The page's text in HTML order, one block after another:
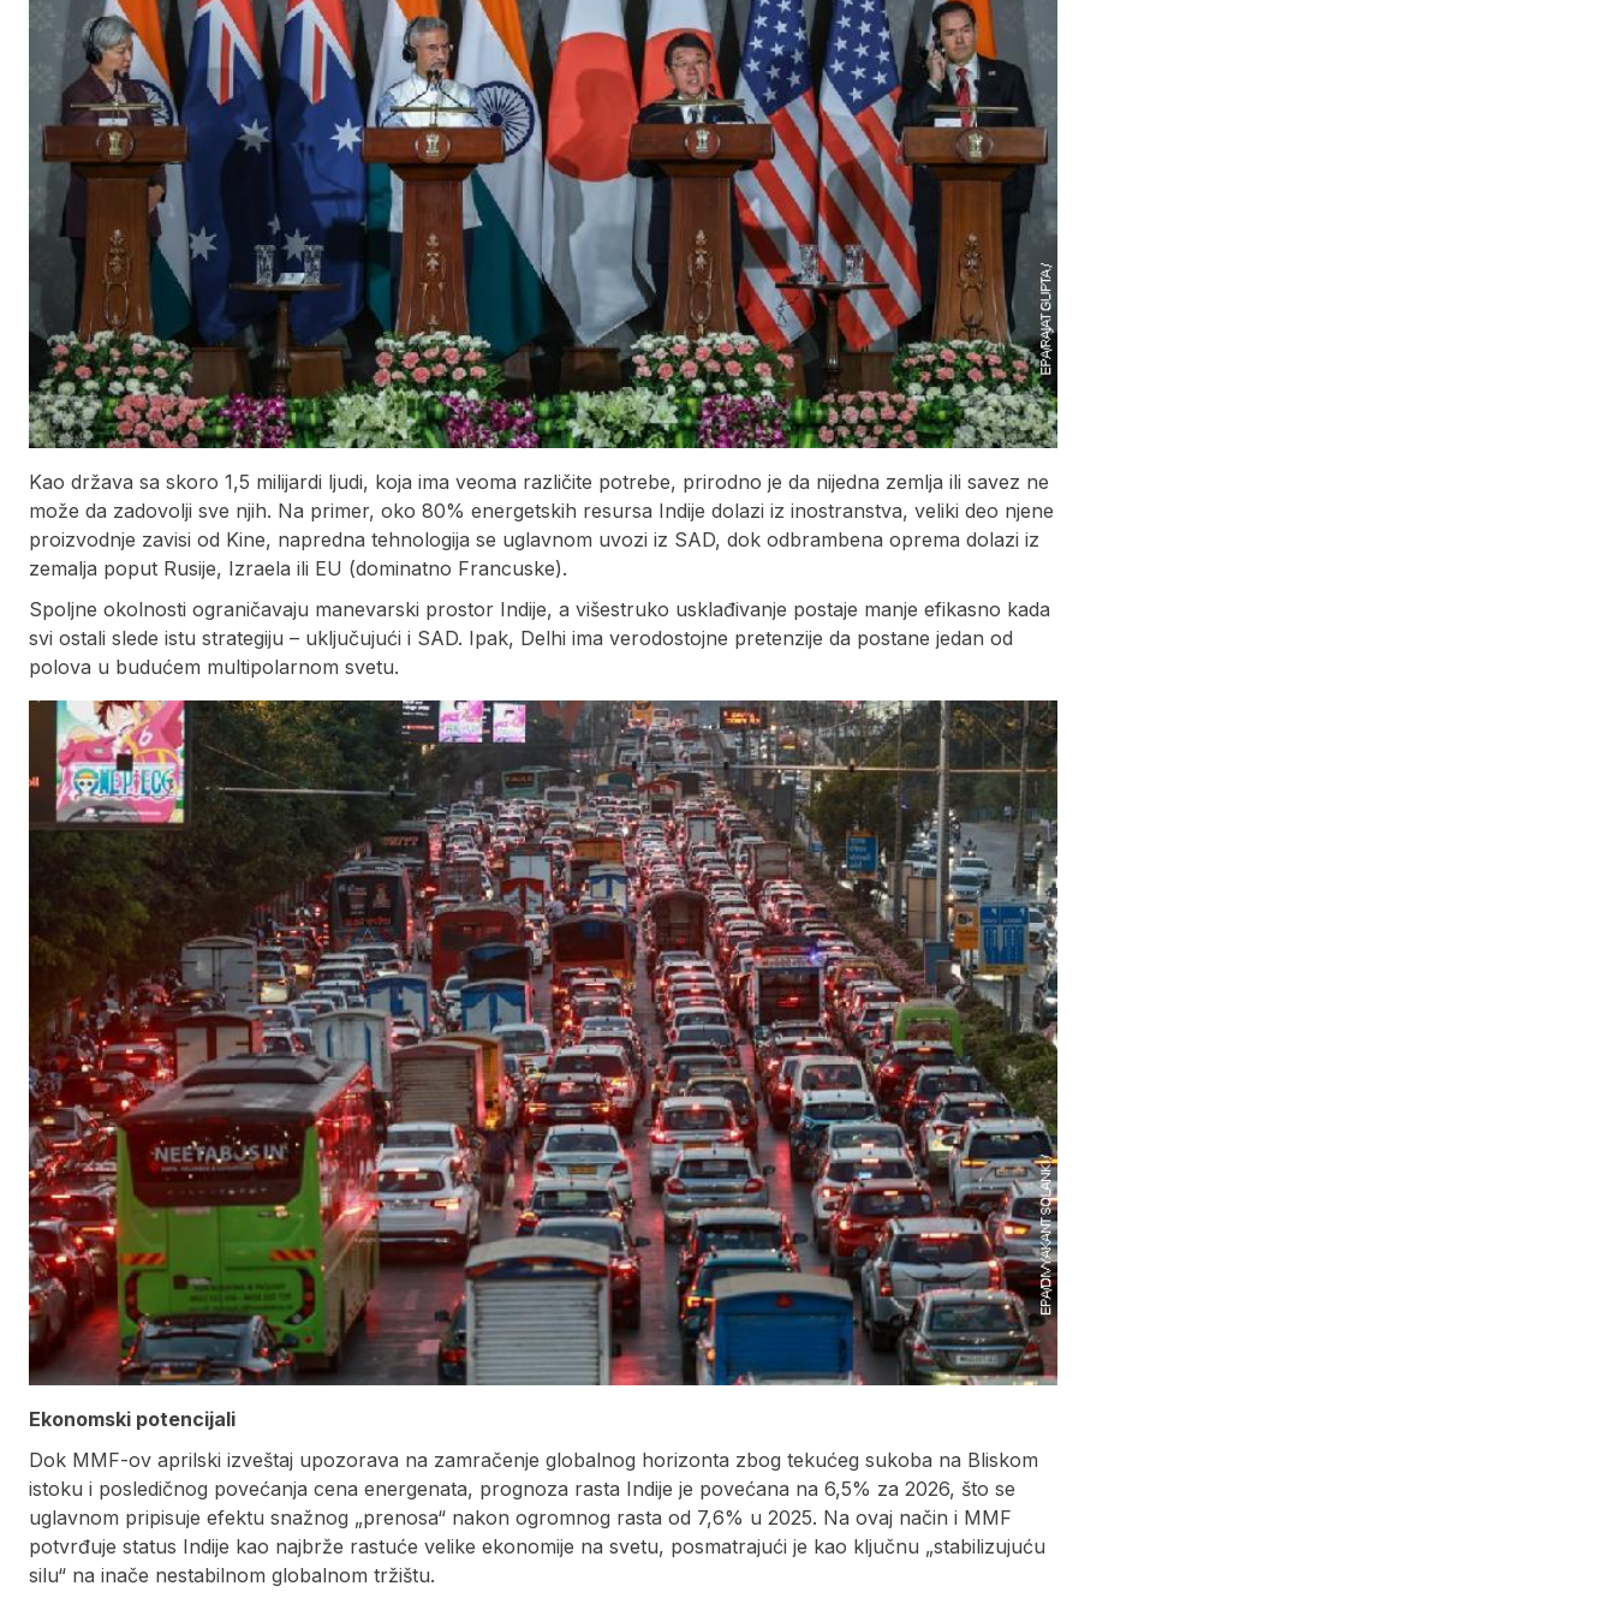
Kao država sa skoro 1,5 milijardi ljudi, koja ima veoma različite potrebe, prirodno je da nijedna zemlja ili savez ne
može da zadovolji sve njih. Na primer, oko 80% energetskih resursa Indije dolazi iz inostranstva, veliki deo njene
proizvodnje zavisi od Kine, napredna tehnologija se uglavnom uvozi iz SAD, dok odbrambena oprema dolazi iz
zemalja poput Rusije, Izraela ili EU (dominatno Francuske).
Spoljne okolnosti ograničavaju manevarski prostor Indije, a višestruko usklađivanje postaje manje efikasno kada
svi ostali slede istu strategiju – uključujući i SAD. Ipak, Delhi ima verodostojne pretenzije da postane jedan od
polova u budućem multipolarnom svetu.
Ekonomski potencijali
Dok MMF-ov aprilski izveštaj upozorava na zamračenje globalnog horizonta zbog tekućeg sukoba na Bliskom
istoku i posledičnog povećanja cena energenata, prognoza rasta Indije je povećana na 6,5% za 2026, što se
uglavnom pripisuje efektu snažnog „prenosa“ nakon ogromnog rasta od 7,6% u 2025. Na ovaj način i MMF
potvrđuje status Indije kao najbrže rastuće velike ekonomije na svetu, posmatrajući je kao ključnu „stabilizujuću
silu“ na inače nestabilnom globalnom tržištu.